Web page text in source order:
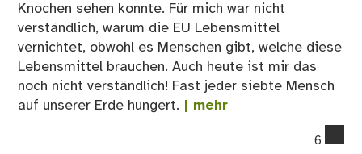
Knochen sehen konnte. Für mich war nicht
verständlich, warum die EU Lebensmittel
vernichtet, obwohl es Menschen gibt, welche diese
Lebensmittel brauchen. Auch heute ist mir das
noch nicht verständlich! Fast jeder siebte Mensch
auf unserer Erde hungert. | mehr
6